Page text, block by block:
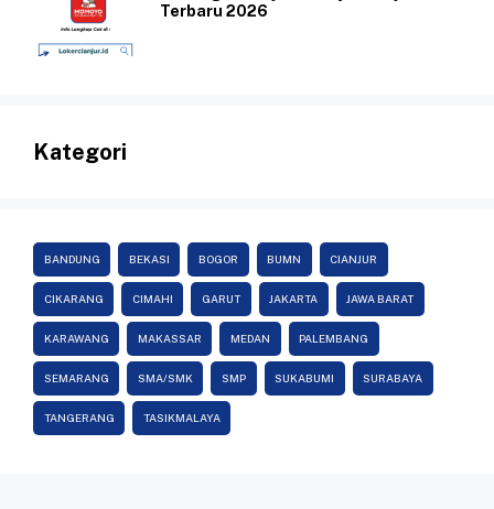
Terbaru 2026
Kategori
BANDUNG BEKASI BOGOR BUMN CIANJUR
CIKARANG CIMAHI GARUT JAKARTA JAWA BARAT
KARAWANG MAKASSAR MEDAN PALEMBANG
SEMARANG SMA/SMK SMP SUKABUMI SURABAYA
TANGERANG TASIKMALAYA